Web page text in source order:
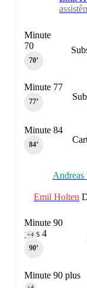
Minute
70
70‎’‎
Minute 77
77‎’‎
Minute 84
84‎’‎
Andreas
Emil Holten
Minute 90
plus 4
90‎’‎
+4
Minute 90 plus
4